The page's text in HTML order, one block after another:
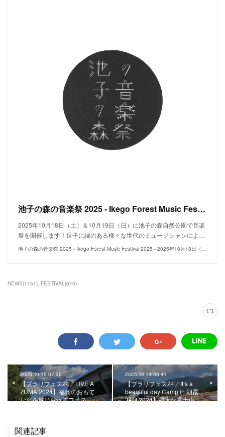
池子の森の音楽祭 2025 - Ikego Forest Music Festival 2025 - 2025年10月18日（土）＆10月19日（日）＠池子の森自然公園（逗子市・神奈川県）
2025年10月18日（土）＆10月19日（日）に池子の森自然公園で音楽
祭を開催します！逗子に縁のある様々な世代のミュージシャンによ…
池子の森の音楽祭 2025 - Ikego Forest Music Festival 2025 - 2025年10月18日（土）＆10月19日（日）＠池子の森自然公園（逗子市・神奈川県）
NEWS(1151) FESTIVAL(610)
2025.10.15 07:36
【ブラリフェス24／LIVE A
ZUMA 2024】福島のおもて
なしを感じられるフェス。
2025.10.14 06:41
【ブラリフェス24／It’s a
beautiful day Camp in 朝霧
JAM 2024】雄大な富士山…
関連記事